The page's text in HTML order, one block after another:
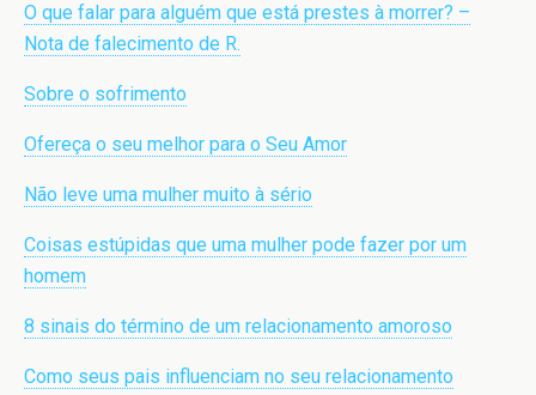
O que falar para alguém que está prestes à morrer? –
Nota de falecimento de R.
Sobre o sofrimento
Ofereça o seu melhor para o Seu Amor
Não leve uma mulher muito à sério
Coisas estúpidas que uma mulher pode fazer por um
homem
8 sinais do término de um relacionamento amoroso
Como seus pais influenciam no seu relacionamento